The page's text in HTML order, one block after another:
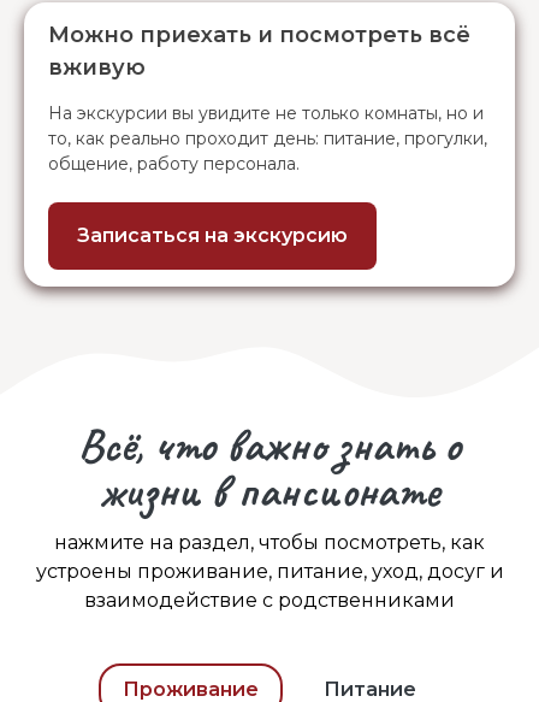
Можно приехать и посмотреть всё
вживую
На экскурсии вы увидите не только комнаты, но и
то, как реально проходит день: питание, прогулки,
общение, работу персонала.
Записаться на экскурсию
Всё, что важно знать о
жизни в пансионате
нажмите на раздел, чтобы посмотреть, как
устроены проживание, питание, уход, досуг и
взаимодействие с родственниками
Проживание Питание